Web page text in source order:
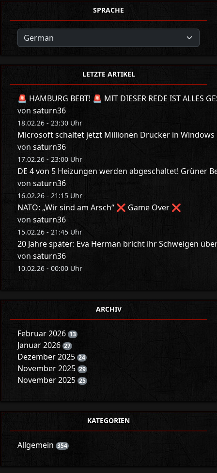
SPRACHE
LETZTE ARTIKEL
🚨 HAMBURG BEBT! 🚨 MIT DIESER REDE IST ALLES
von saturn36
18.02.26 - 23:30 Uhr
Microsoft schaltet jetzt Millionen Drucker in Windows
von saturn36
17.02.26 - 23:00 Uhr
DE 4 von 5 Heizungen werden abgeschaltet! Grüner
von saturn36
16.02.26 - 21:15 Uhr
NATO: „Wir sind am Arsch“ ❌ Game Over ❌
von saturn36
15.02.26 - 21:45 Uhr
20 Jahre später: Eva Herman bricht ihr Schweigen
von saturn36
10.02.26 - 00:00 Uhr
ARCHIV
Februar 2026 13
Januar 2026 27
Dezember 2025 24
November 2025 29
November 2025 25
KATEGORIEN
Allgemein 354